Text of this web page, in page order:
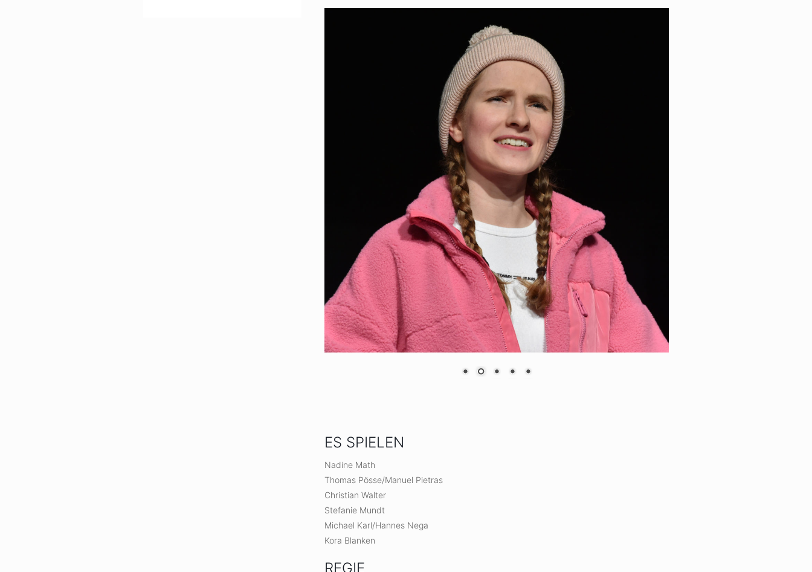
ES SPIELEN
Nadine Math
Thomas Pösse/Manuel Pietras
Christian Walter
Stefanie Mundt
Michael Karl/Hannes Nega
Kora Blanken
REGIE